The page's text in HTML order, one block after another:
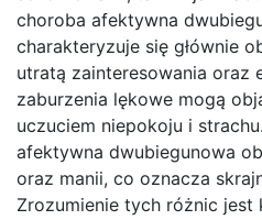
choroba afektywna
charakteryzuje się głównie
utratą zainteresowania oraz
zaburzenia lękowe mogą
uczuciem niepokoju i
afektywna dwubiegunowa
oraz manii, co oznacza
Zrozumienie tych różnic jest